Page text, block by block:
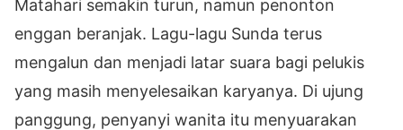
Matahari semakin turun, namun penonton
enggan beranjak. Lagu-lagu Sunda terus
mengalun dan menjadi latar suara bagi pelukis
yang masih menyelesaikan karyanya. Di ujung
panggung, penyanyi wanita itu menyuarakan